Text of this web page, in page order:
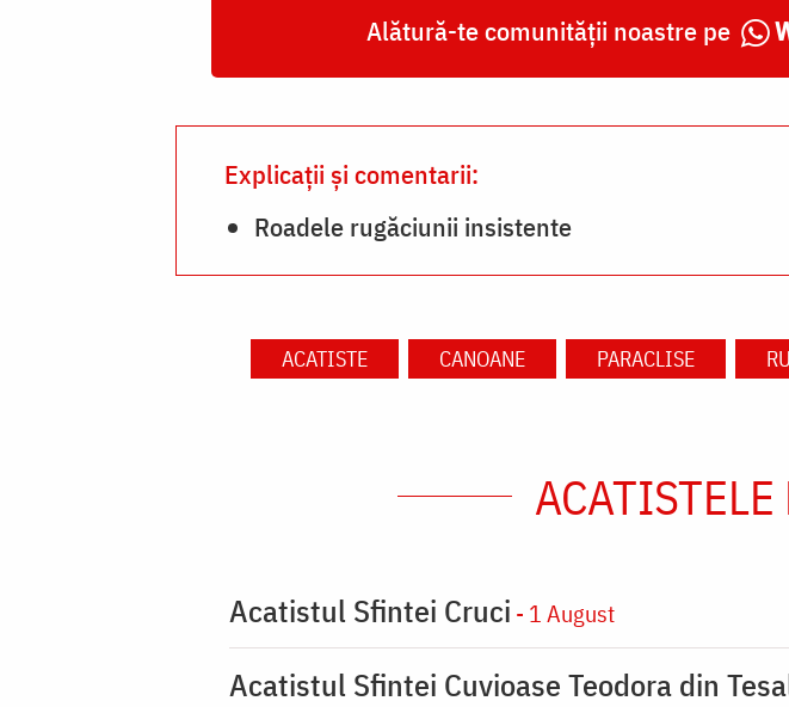
Alătură-te comunității noastre pe
Explicații și comentarii:
Roadele rugăciunii insistente
ACATISTE CANOANE PARACLISE
Acatistul Sfintei Cruci - 1 August
Acatistul Sfintei Cuvioase Teodora din